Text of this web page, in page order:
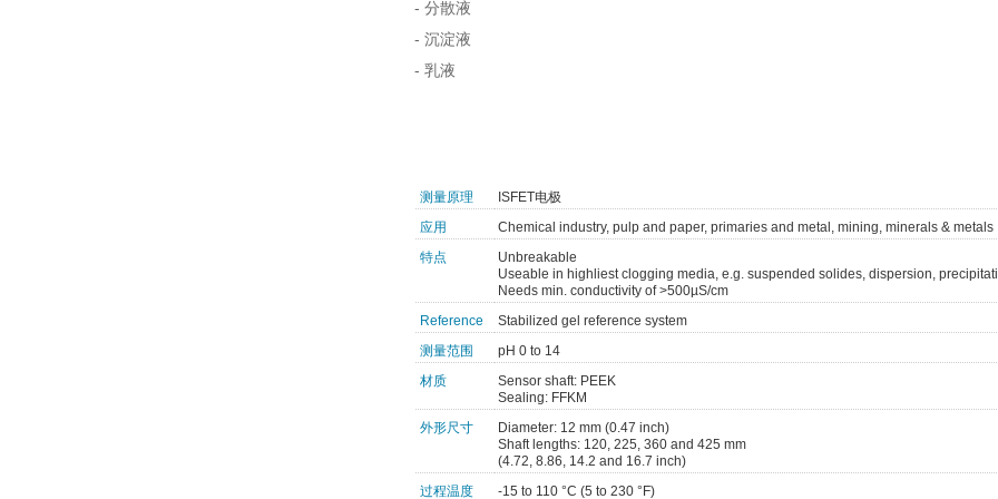
- 分散液
- 沉淀液
- 乳液
测量原理
ISFET电极
应用
Chemical industry, pulp and paper, primaries and metal, mining, minerals & metals
特点
Unbreakable
Useable in highliest clogging media, e.g. suspended solides, dispersion,
Needs min. conductivity of >500µS/cm
Reference
Stabilized gel reference system
测量范围
pH 0 to 14
材质
Sensor shaft: PEEK
Sealing: FFKM
外形尺寸
Diameter: 12 mm (0.47 inch)
Shaft lengths: 120, 225, 360 and 425 mm
(4.72, 8.86, 14.2 and 16.7 inch)
过程温度
-15 to 110 °C (5 to 230 °F)